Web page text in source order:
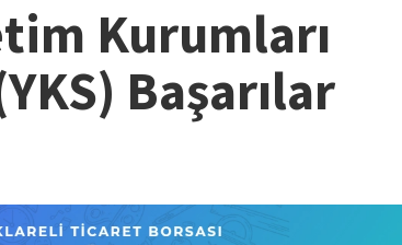
Kurumları
Başarılar